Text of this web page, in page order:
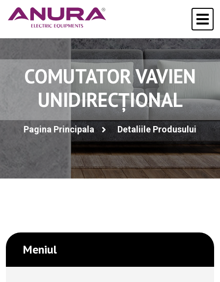
COMUTATOR VAVIEN
UNIDIRECȚIONAL
Pagina Principala Detaliile Produsului
Meniul